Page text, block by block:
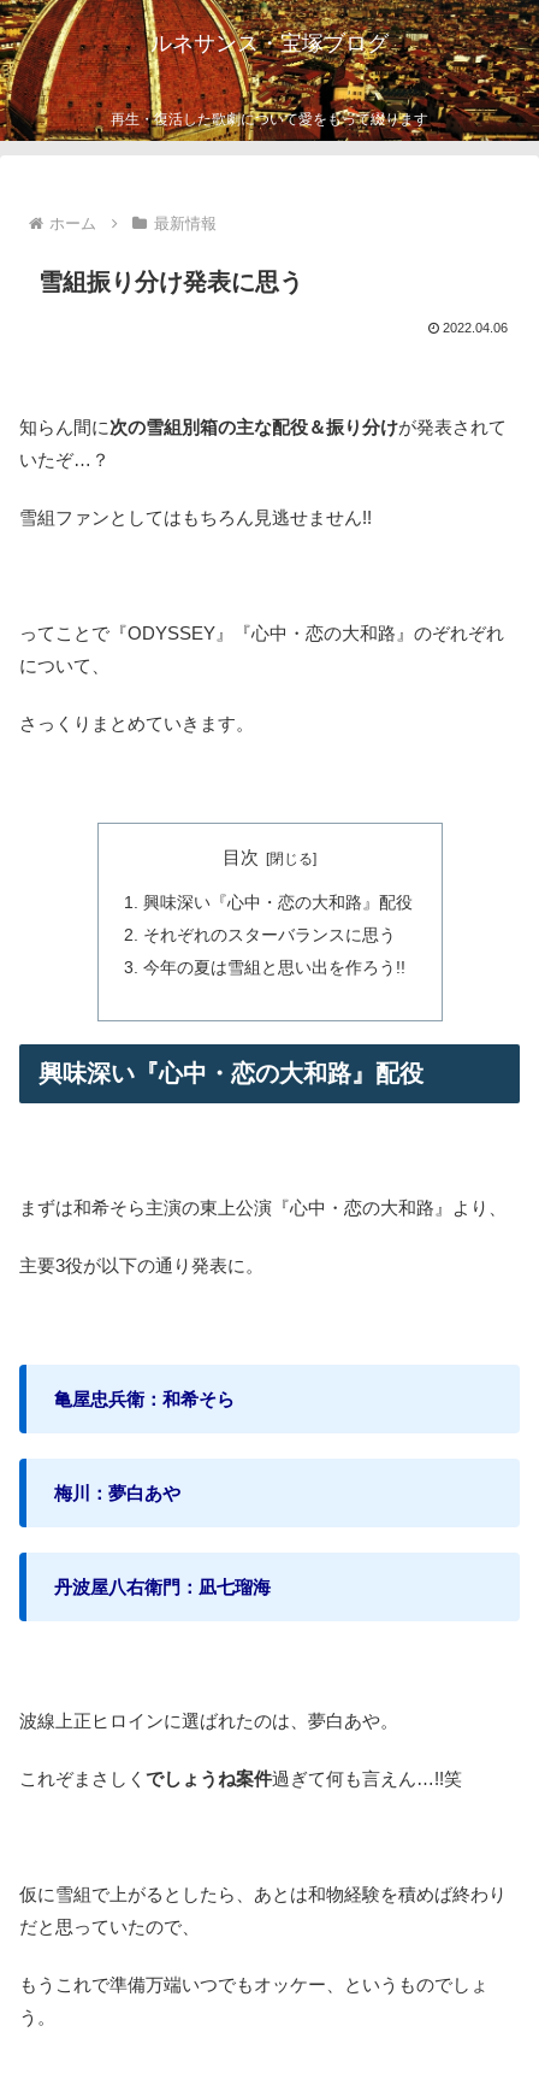
ルネサンス・宝塚ブログ
再生・復活した歌劇について愛をもって綴ります
ホーム 最新情報
雪組振り分け発表に思う
2022.04.06
知らん間に次の雪組別箱の主な配役＆振り分けが発表されて
いたぞ…？
雪組ファンとしてはもちろん見逃せません!!
ってことで『ODYSSEY』『心中・恋の大和路』のぞれぞれ
について、
さっくりまとめていきます。
目次
興味深い『心中・恋の大和路』配役
それぞれのスターバランスに思う
今年の夏は雪組と思い出を作ろう!!
興味深い『心中・恋の大和路』配役
まずは和希そら主演の東上公演『心中・恋の大和路』より、
主要3役が以下の通り発表に。
亀屋忠兵衛：和希そら
梅川：夢白あや
丹波屋八右衛門：凪七瑠海
波線上正ヒロインに選ばれたのは、夢白あや。
これぞまさしく でしょうね案件過ぎて何も言えん…!!笑
仮に雪組で上がるとしたら、あとは和物経験を積めば終わり
だと思っていたので、
もうこれで準備万端いつでもオッケー、というものでしょ
う。